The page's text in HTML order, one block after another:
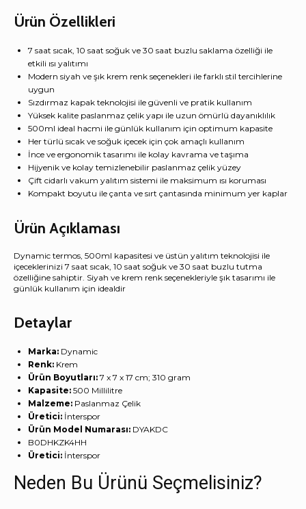
Ürün Özellikleri
7 saat sıcak, 10 saat soğuk ve 30 saat buzlu saklama özelliği ile
etkili ısı yalıtımı
Modern siyah ve şık krem renk seçenekleri ile farklı stil tercihlerine
uygun
Sızdırmaz kapak teknolojisi ile güvenli ve pratik kullanım
Yüksek kalite paslanmaz çelik yapı ile uzun ömürlü dayanıklılık
500ml ideal hacmi ile günlük kullanım için optimum kapasite
Her türlü sıcak ve soğuk içecek için çok amaçlı kullanım
İnce ve ergonomik tasarımı ile kolay kavrama ve taşıma
Hijyenik ve kolay temizlenebilir paslanmaz çelik yüzey
Çift cidarlı vakum yalıtım sistemi ile maksimum ısı koruması
Kompakt boyutu ile çanta ve sırt çantasında minimum yer kaplar
Ürün Açıklaması
Dynamic termos, 500ml kapasitesi ve üstün yalıtım teknolojisi ile
içeceklerinizi 7 saat sıcak, 10 saat soğuk ve 30 saat buzlu tutma
özelliğine sahiptir. Siyah ve krem renk seçenekleriyle şık tasarımı ile
günlük kullanım için idealdir
Detaylar
Marka: ‎Dynamic
Renk: ‎Krem
Ürün Boyutları: ‎7 x 7 x 17 cm; 310 gram
Kapasite: ‎500 Millilitre
Malzeme: ‎Paslanmaz Çelik
Üretici: ‎İnterspor
Ürün Model Numarası: ‎DYAKDC
‎B0DHKZK4HH
Üretici: ‎İnterspor
Neden Bu Ürünü Seçmelisiniz?